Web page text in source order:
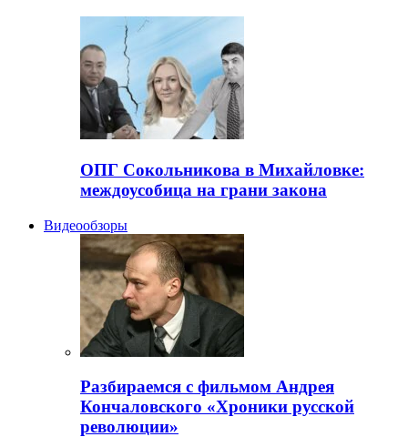
ОПГ Сокольникова в Михайловке:
междоусобица на грани закона
Видеообзоры
Разбираемся с фильмом Андрея
Кончаловского «Хроники русской
революции»